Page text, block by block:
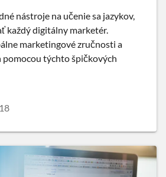
nástroje na učenie sa jazykov,
každý digitálny marketér.
marketingové zručnosti a
pomocou týchto špičkových